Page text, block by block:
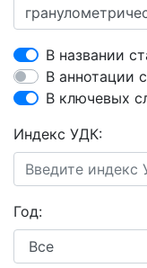
В названии
В аннотации
В ключевых
Индекс УДК:
Год: